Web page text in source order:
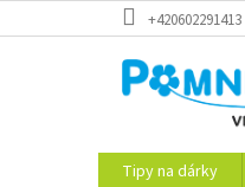
na
+420602291413
Tipy na dárky